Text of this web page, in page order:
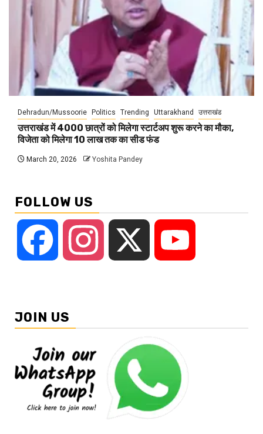
Dehradun/Mussoorie Politics Trending Uttarakhand उत्तराखंड
उत्तराखंड में 4000 छात्रों को मिलेगा स्टार्टअप शुरू करने का मौका,
विजेता को मिलेगा 10 लाख तक का सीड फंड
March 20, 2026 Yoshita Pandey
FOLLOW US
Facebook Instagram
JOIN US